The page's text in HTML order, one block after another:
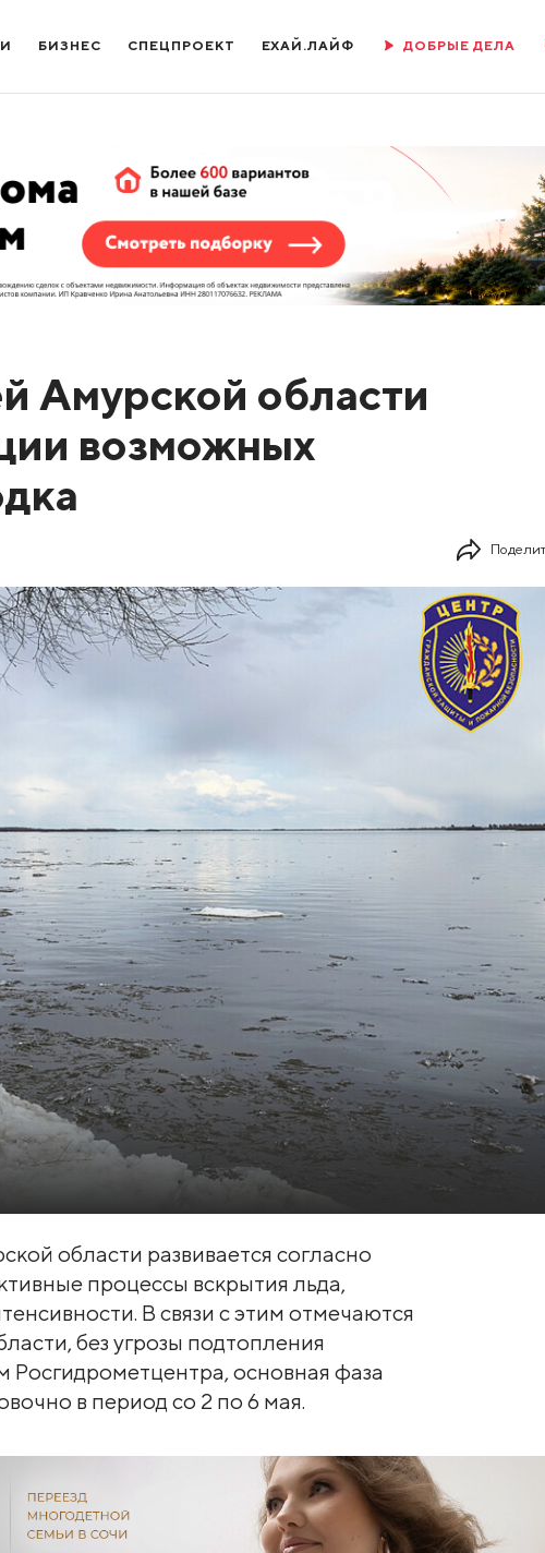
БИЗНЕС СПЕЦПРОЕКТ ЕХАЙ.ЛАЙФ ДОБРЫЕ ДЕЛА
Амурской области
возможных
области развивается согласно
процессы вскрытия льда,
В связи с этим отмечаются
без угрозы подтопления
основная фаза
в период со 2 по 6 мая.